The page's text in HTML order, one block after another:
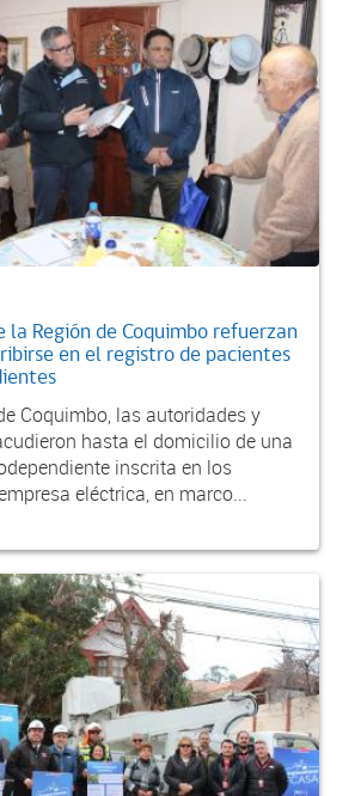
la Región de Coquimbo refuerzan
en el registro de pacientes
Coquimbo, las autoridades y
hasta el domicilio de una
inscrita en los
eléctrica, en marco...